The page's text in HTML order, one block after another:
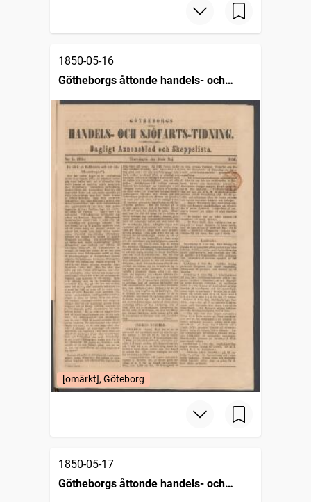
1850-05-16
Götheborgs åttonde handels- och
[omärkt], Göteborg
1850-05-17
Götheborgs åttonde handels- och